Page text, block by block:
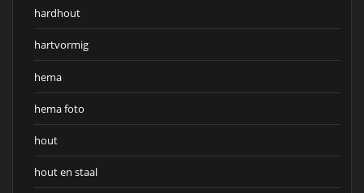
hardhout
hartvormig
hema
hema foto
hout
hout en staal